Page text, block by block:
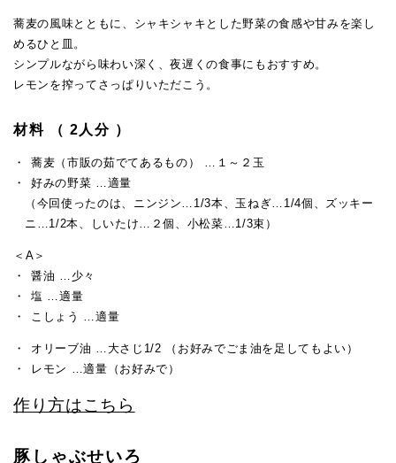
蕎麦の風味とともに、シャキシャキとした野菜の食感や甘みを楽し
めるひと皿。
シンプルながら味わい深く、夜遅くの食事にもおすすめ。
レモンを搾ってさっぱりいただこう。
材料 （ 2人分 ）
蕎麦（市販の茹でてあるもの） …１～２玉
好みの野菜 …適量
（今回使ったのは、ニンジン…1/3本、玉ねぎ…1/4個、ズッキー
ニ…1/2本、しいたけ…２個、小松菜…1/3束）
＜A＞
醤油 …少々
塩 …適量
こしょう …適量
オリーブ油 …大さじ1/2 （お好みでごま油を足してもよい）
レモン …適量（お好みで）
作り方はこちら
豚しゃぶせいろ